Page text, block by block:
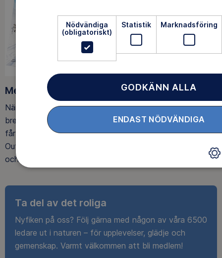
Medlemsförmåner
När du blir medlem får du Magasin Friluftsliv i din
brevlåda, med tips, tester och inspirerande reportage. Du
får också fina rabatter, som upp till 25% rabatt på
Outnorth och 20 % rabatt på utvalda boenden och ski-
och spårpass hos Idre Fjäll.
Ta del av det roliga
Nyfiken på oss? Följ gärna med någon av våra 6500
ledare ut i naturen – för upplevelser, glädje och
gemenskap. Varmt välkommen att bli medlem!
Nödvändiga
(obligatoriskt)
Statistik Marknadsföring
GODKÄNN ALLA
ENDAST NÖDVÄNDIGA